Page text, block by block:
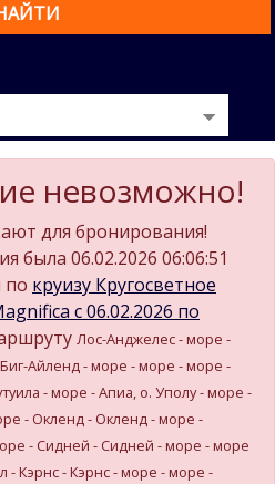
невозможно!
для бронирования!
была 06.02.2026 06:06:51
по круизу Кругосветное
c 06.02.2026 по
Лос-Анджелес - море -
Айленд - море - море - море -
- море - Апиа, о. Уполу - море -
- Окленд - Окленд - море -
- Сидней - Сидней - море - море
- Кэрнс - Кэрнс - море - море -